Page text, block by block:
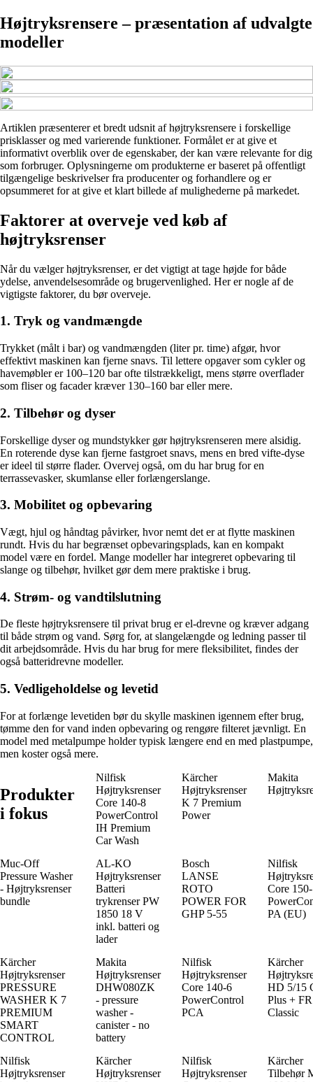
Højtryksrensere – præsentation af udvalgte
modeller
Artiklen præsenterer et bredt udsnit af højtryksrensere i forskellige
prisklasser og med varierende funktioner. Formålet er at give et
informativt overblik over de egenskaber, der kan være relevante for dig
som forbruger. Oplysningerne om produkterne er baseret på offentligt
tilgængelige beskrivelser fra producenter og forhandlere og er
opsummeret for at give et klart billede af mulighederne på markedet.
Faktorer at overveje ved køb af
højtryksrenser
Når du vælger højtryksrenser, er det vigtigt at tage højde for både
ydelse, anvendelsesområde og brugervenlighed. Her er nogle af de
vigtigste faktorer, du bør overveje.
1. Tryk og vandmængde
Trykket (målt i bar) og vandmængden (liter pr. time) afgør, hvor
effektivt maskinen kan fjerne snavs. Til lettere opgaver som cykler og
havemøbler er 100–120 bar ofte tilstrækkeligt, mens større overflader
som fliser og facader kræver 130–160 bar eller mere.
2. Tilbehør og dyser
Forskellige dyser og mundstykker gør højtryksrenseren mere alsidig.
En roterende dyse kan fjerne fastgroet snavs, mens en bred vifte-dyse
er ideel til større flader. Overvej også, om du har brug for en
terrassevasker, skumlanse eller forlængerslange.
3. Mobilitet og opbevaring
Vægt, hjul og håndtag påvirker, hvor nemt det er at flytte maskinen
rundt. Hvis du har begrænset opbevaringsplads, kan en kompakt
model være en fordel. Mange modeller har integreret opbevaring til
slange og tilbehør, hvilket gør dem mere praktiske i brug.
4. Strøm- og vandtilslutning
De fleste højtryksrensere til privat brug er el-drevne og kræver adgang
til både strøm og vand. Sørg for, at slangelængde og ledning passer til
dit arbejdsområde. Hvis du har brug for mere fleksibilitet, findes der
også batteridrevne modeller.
5. Vedligeholdelse og levetid
For at forlænge levetiden bør du skylle maskinen igennem efter brug,
tømme den for vand inden opbevaring og rengøre filteret jævnligt. En
model med metalpumpe holder typisk længere end en med plastpumpe,
men koster også mere.
Produkter
i fokus
Nilfisk
Højtryksrenser
Core 140-8
PowerControl
IH Premium
Car Wash
Kärcher
Højtryksrenser
K 7 Premium
Power
Makita
Muc-Off
Pressure Washer
- Højtryksrenser
bundle
AL-KO
Højtryksrenser
Batteri
trykrenser PW
1850 18 V
inkl. batteri og
lader
Bosch
LANSE
ROTO
POWER FOR
GHP 5-55
Nilfisk
Core
PA (EU)
Kärcher
Højtryksrenser
PRESSURE
WASHER K 7
PREMIUM
SMART
CONTROL
Makita
Højtryksrenser
DHW080ZK
- pressure
washer -
canister - no
battery
Nilfisk
Højtryksrenser
Core 140-6
PowerControl
PCA
Kärcher
HD 5/15
Plus + FR
Classic
Nilfisk
Højtryksrenser
Kärcher
Højtryksrenser
Nilfisk
Højtryksrenser
Kärcher
Tilbehør